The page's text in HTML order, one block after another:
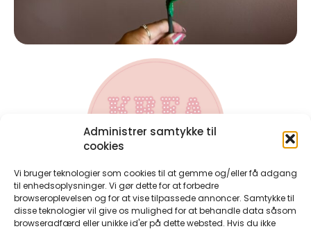
Administrer samtykke til
cookies
Vi bruger teknologier som cookies til at gemme og/eller få adgang
til enhedsoplysninger. Vi gør dette for at forbedre
browseroplevelsen og for at vise tilpassede annoncer. Samtykke til
disse teknologier vil give os mulighed for at behandle data såsom
browseradfærd eller unikke id'er på dette websted. Hvis du ikke
Kontakt